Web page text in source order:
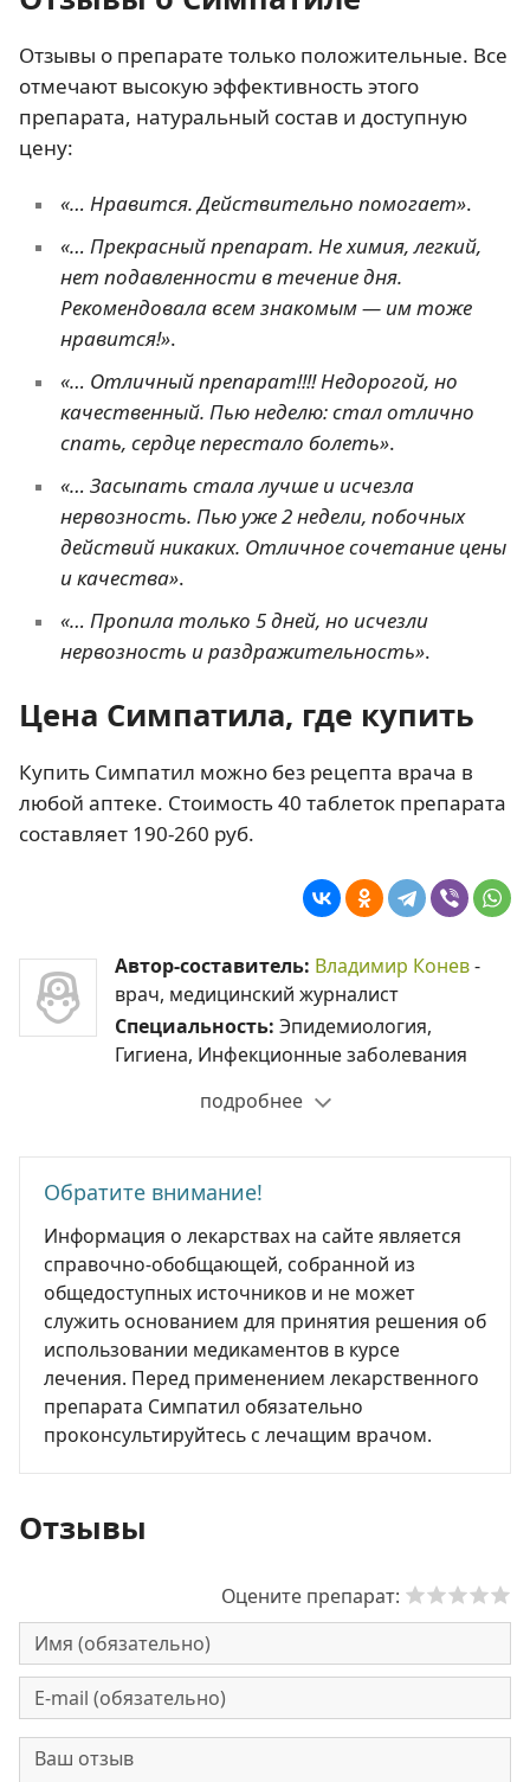
Отзывы о препарате только положительные. Все
отмечают высокую эффективность этого
препарата, натуральный состав и доступную
цену:
«… Нравится. Действительно помогает».
«… Прекрасный препарат. Не химия, легкий,
нет подавленности в течение дня.
Рекомендовала всем знакомым — им тоже
нравится!».
«… Отличный препарат!!!! Недорогой, но
качественный. Пью неделю: стал отлично
спать, сердце перестало болеть».
«… Засыпать стала лучше и исчезла
нервозность. Пью уже 2 недели, побочных
действий никаких. Отличное сочетание цены
и качества».
«… Пропила только 5 дней, но исчезли
нервозность и раздражительность».
Цена Симпатила, где купить
Купить Симпатил можно без рецепта врача в
любой аптеке. Стоимость 40 таблеток препарата
составляет 190-260 руб.
Автор-составитель: Владимир Конев-
врач, медицинский журналист
Специальность: Эпидемиология,
Гигиена, Инфекционные заболевания
подробнее
Обратите внимание!
Информация о лекарствах на сайте является
справочно-обобщающей, собранной из
общедоступных источников и не может
служить основанием для принятия решения об
использовании медикаментов в курсе
лечения. Перед применением лекарственного
препарата Симпатил обязательно
проконсультируйтесь с лечащим врачом.
Отзывы
Оцените препарат: